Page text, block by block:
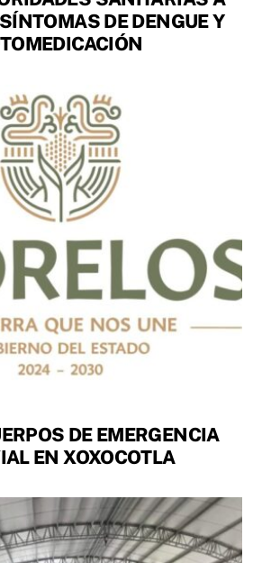
DE DENGUE Y
DE EMERGENCIA
EN XOXOCOTLA